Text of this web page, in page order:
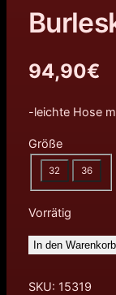
94,90€
-leichte Hose
Größe
32 36
Vorrätig
In den Warenkorb
SKU: 15319